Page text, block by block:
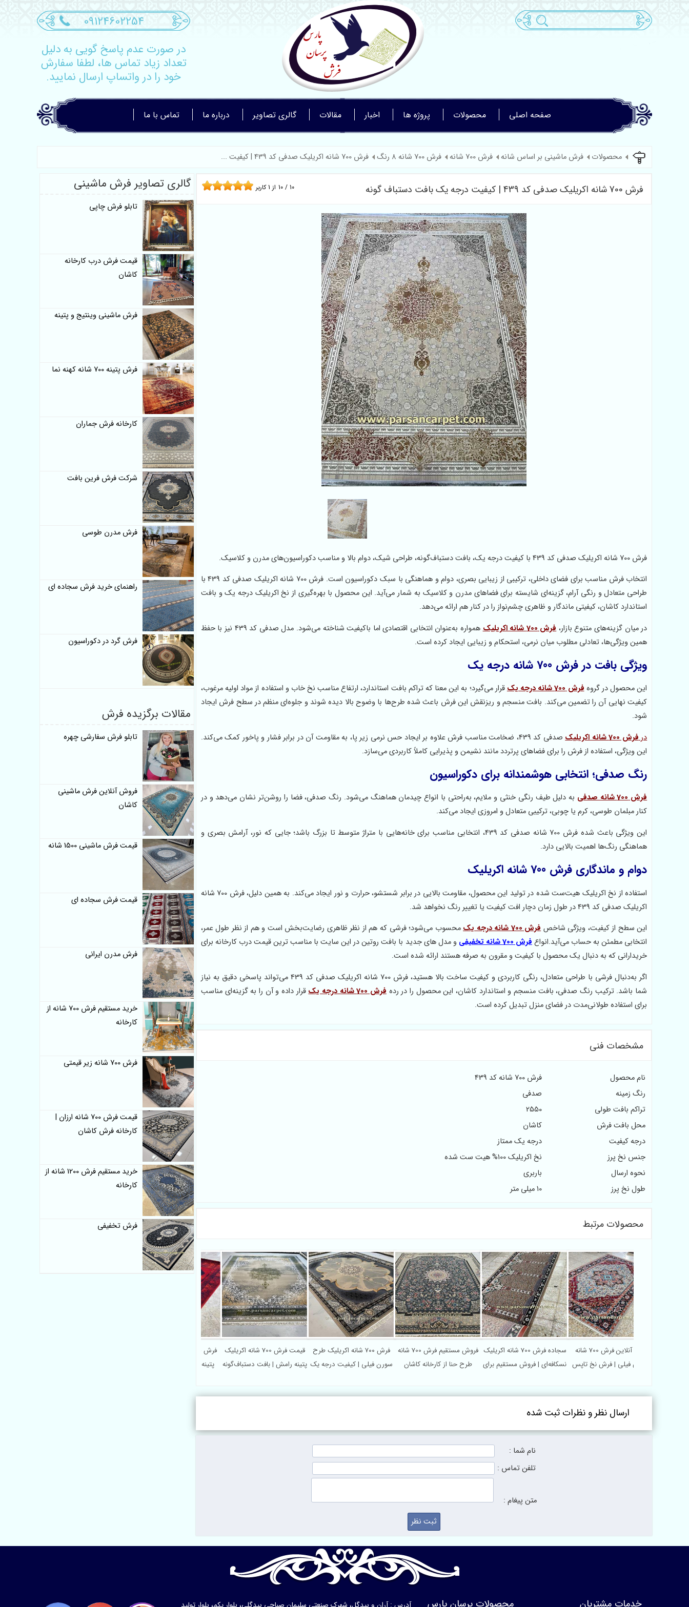
09124602254
در صورت عدم پاسخ گویی به دلیل
تعداد زیاد تماس ها، لطفا سفارش
خود را در واتساپ ارسال نمایید.
صفحه اصلی محصولات پروژه ها اخبار مقالات گالری تصاویر درباره ما تماس با ما
محصولات فرش ماشینی بر اساس شانه فرش 700 شانه فرش 700 شانه 8 رنگ فرش 700 شانه اکریلیک صدفی کد 439 | کیفیت ...
فرش 700 شانه اکریلیک صدفی کد 439 | کیفیت درجه یک بافت دستباف گونه 10 / 10 از 1کاربر
فرش 700 شانه اکریلیک صدفی کد 439 با کیفیت درجه یک، بافت دستباف‌گونه، طراحی شیک، دوام بالا و مناسب دکوراسیون‌های مدرن و کلاسیک.
انتخاب فرش مناسب برای فضای داخلی، ترکیبی از زیبایی بصری، دوام و هماهنگی با سبک دکوراسیون است. فرش 700 شانه اکریلیک صدفی کد 439 با
طراحی متعادل و رنگی آرام، گزینه‌ای شایسته برای فضاهای مدرن و کلاسیک به شمار می‌آید. این محصول با بهره‌گیری از نخ اکریلیک درجه یک و بافت
استاندارد کاشان، کیفیتی ماندگار و ظاهری چشم‌نواز را در کنار هم ارائه می‌دهد.
در میان گزینه‌های متنوع بازار،فرش 700 شانه اکریلیک
همواره به‌عنوان انتخابی اقتصادی اما باکیفیت شناخته می‌شود. مدل صدفی کد 439 نیز با حفظ
همین ویژگی‌ها، تعادلی مطلوب میان نرمی، استحکام و زیبایی ایجاد کرده است.
ویژگی‌ بافت در فرش 700 شانه درجه یک
این محصول در گروهفرش 700 شانه درجه یک
قرار می‌گیرد؛ به این معنا که تراکم بافت استاندارد، ارتفاع مناسب نخ خاب و استفاده از مواد اولیه مرغوب،
کیفیت نهایی آن را تضمین می‌کند. بافت منسجم و ریزنقش این فرش باعث شده طرح‌ها با وضوح بالا دیده شوند و جلوه‌ای منظم در سطح فرش ایجاد
شود.
درفرش 700 شانه اکریلیک
صدفی کد 439، ضخامت مناسب فرش علاوه بر ایجاد حس نرمی زیر پا، به مقاومت آن در برابر فشار و پاخور کمک می‌کند.
این ویژگی، استفاده از فرش را برای فضاهای پرتردد مانند نشیمن و پذیرایی کاملاً کاربردی می‌سازد.
رنگ صدفی؛ انتخابی هوشمندانه برای دکوراسیون
فرش 700 شانه صدفی
به دلیل طیف رنگی خنثی و ملایم، به‌راحتی با انواع چیدمان هماهنگ می‌شود. رنگ صدفی، فضا را روشن‌تر نشان می‌دهد و در
کنار مبلمان طوسی، کرم یا چوبی، ترکیبی متعادل و امروزی ایجاد می‌کند.
این ویژگی باعث شده فرش 700 شانه صدفی کد 439، انتخابی مناسب برای خانه‌هایی با متراژ متوسط تا بزرگ باشد؛ جایی که نور، آرامش بصری و
هماهنگی رنگ‌ها اهمیت بالایی دارد.
دوام و ماندگاری فرش 700 شانه اکریلیک
استفاده از نخ اکریلیک هیت‌ست شده در تولید این محصول، مقاومت بالایی در برابر شستشو، حرارت و نور ایجاد می‌کند. به همین دلیل، فرش 700 شانه
اکریلیک صدفی کد 439 در طول زمان دچار افت کیفیت یا تغییر رنگ نخواهد شد.
این سطح از کیفیت، ویژگی شاخصفرش 700 شانه درجه یک
محسوب می‌شود؛ فرشی که هم از نظر ظاهری رضایت‌بخش است و هم از نظر طول عمر،
انتخابی مطمئن به حساب می‌آید.انواعفرش 700 شانه تخفیفی
و مدل های جدید با بافت روتین در این سایت با مناسب ترین قیمت درب کارخانه برای
خریدارانی که به دنبال یک محصول با کیفیت و مقرون به صرفه هستند ارائه شده است.
اگر به‌دنبال فرشی با طراحی متعادل، رنگی کاربردی و کیفیت ساخت بالا هستید، فرش 700 شانه اکریلیک صدفی کد 439 می‌تواند پاسخی دقیق به نیاز
شما باشد. ترکیب رنگ صدفی، بافت منسجم و استاندارد کاشان، این محصول را در رده فرش 700 شانه درجه یک
قرار داده و آن را به گزینه‌ای مناسب
برای استفاده طولانی‌مدت در فضای منزل تبدیل کرده است.
مشخصات فنی
نام محصول
فرش 700 شانه کد 439
رنگ زمینه
صدفی
تراکم بافت طولی
2550
محل بافت فرش
کاشان
درجه کیفیت
درجه یک ممتاز
جنس نخ پرز
نخ اکریلیک 100% هیت ست شده
نحوه ارسال
باربری
طول نخ پرز
10 میلی متر
محصولات مرتبط
قیمت فرش 700 شانه اکریلیک
پتینه رامش | بافت دستباف‌گونه
فرش ۷۰۰ شانه اکریلیک طرح
سورن فیلی | کیفیت درجه یک
فروش مستقیم فرش 700 شانه
طرح حنا از کارخانه کاشان
سجاده فرش 700 شانه اکریلیک
نسکافه‌ای | فروش مستقیم برای
خرید آنلاین فرش 700 شانه
هریس فیلی | فرش نخ تاپس
ارسال نظر و نظرات ثبت شده
نام شما :
تلفن تماس :
متن پیغام :
گالری تصاویر فرش ماشینی
تابلو فرش چاپی
قیمت فرش درب کارخانه
کاشان
فرش ماشینی وینتیج و پتینه
فرش پتینه 700 شانه کهنه نما
کارخانه فرش جماران
شرکت فرش فرین بافت
فرش مدرن طوسی
راهنمای خرید فرش سجاده ای
فرش گرد در دکوراسیون
مقالات برگزیده فرش
تابلو فرش سفارشی چهره
فروش آنلاین فرش ماشینی
کاشان
قیمت فرش ماشینی 1500 شانه
قیمت فرش سجاده ای
فرش مدرن ایرانی
خرید مستقیم فرش 700 شانه از
کارخانه
فرش 700 شانه زیر قیمتی
قیمت فرش 700 شانه ارزان |
کارخانه فرش کاشان
خرید مستقیم فرش 1200 شانه از
کارخانه
فرش تخفیفی